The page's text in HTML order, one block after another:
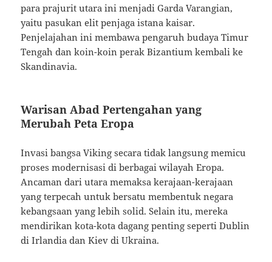
para prajurit utara ini menjadi Garda Varangian,
yaitu pasukan elit penjaga istana kaisar.
Penjelajahan ini membawa pengaruh budaya Timur
Tengah dan koin-koin perak Bizantium kembali ke
Skandinavia.
Warisan Abad Pertengahan yang
Merubah Peta Eropa
Invasi bangsa Viking secara tidak langsung memicu
proses modernisasi di berbagai wilayah Eropa.
Ancaman dari utara memaksa kerajaan-kerajaan
yang terpecah untuk bersatu membentuk negara
kebangsaan yang lebih solid. Selain itu, mereka
mendirikan kota-kota dagang penting seperti Dublin
di Irlandia dan Kiev di Ukraina.